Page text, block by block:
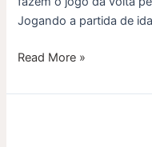
Jogando a partida de
Read More »